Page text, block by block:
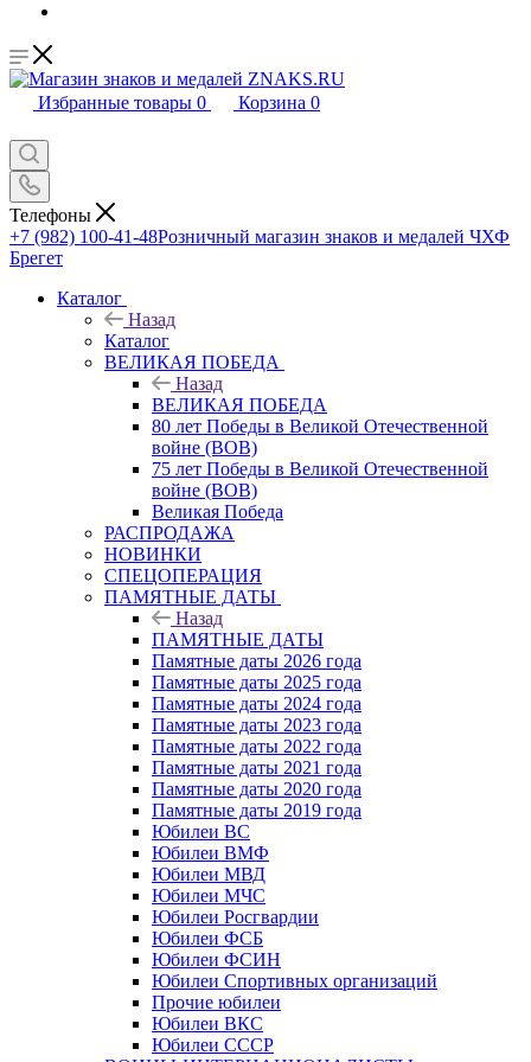
Избранные товары 0 Корзина 0
Телефоны
+7 (982) 100-41-48Розничный магазин знаков и медалей ЧХФ
Брегет
Каталог
Назад
Каталог
ВЕЛИКАЯ ПОБЕДА
Назад
ВЕЛИКАЯ ПОБЕДА
80 лет Победы в Великой Отечественной
войне (ВОВ)
75 лет Победы в Великой Отечественной
войне (ВОВ)
Великая Победа
РАСПРОДАЖА
НОВИНКИ
СПЕЦОПЕРАЦИЯ
ПАМЯТНЫЕ ДАТЫ
Назад
ПАМЯТНЫЕ ДАТЫ
Памятные даты 2026 года
Памятные даты 2025 года
Памятные даты 2024 года
Памятные даты 2023 года
Памятные даты 2022 года
Памятные даты 2021 года
Памятные даты 2020 года
Памятные даты 2019 года
Юбилеи ВС
Юбилеи ВМФ
Юбилеи МВД
Юбилеи МЧС
Юбилеи Росгвардии
Юбилеи ФСБ
Юбилеи ФСИН
Юбилеи Спортивных организаций
Прочие юбилеи
Юбилеи ВКС
Юбилеи СССР